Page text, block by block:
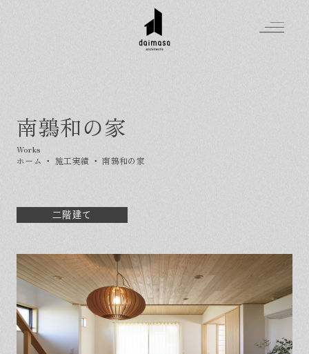
南鶉和の家
ホーム ・ 施工実績 ・南鶉和の家
二階建て
Greeting
はじめましての方へ
Made in DAIMASA
オーダーメイドの住まい
住まいの特性
家づくりの流れ
保証とサポート
ヒノキプロジェクト
施工実績
イベントを探す
気軽に相談会
よくある質問
お客様の声
Topics
イベント
会社概要
スタッフ紹介
Contact
資料請求
お問い合わせ